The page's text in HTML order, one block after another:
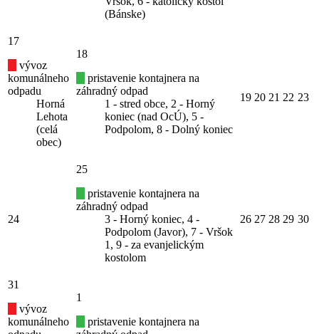
(Bánske)
17
vývoz
komunálneho
odpadu
Horná
Lehota
(celá
obec)
18
pristavenie kontajnera na
záhradný odpad
1 - stred obce, 2 - Horný
koniec (nad OcÚ), 5 -
Podpolom, 8 - Dolný koniec
19 20 21 22 23
24
25
pristavenie kontajnera na
záhradný odpad
3 - Horný koniec, 4 -
Podpolom (Javor), 7 - Vršok
1, 9 - za evanjelickým
kostolom
26 27 28 29 30
31
vývoz
komunálneho
1
pristavenie kontajnera na